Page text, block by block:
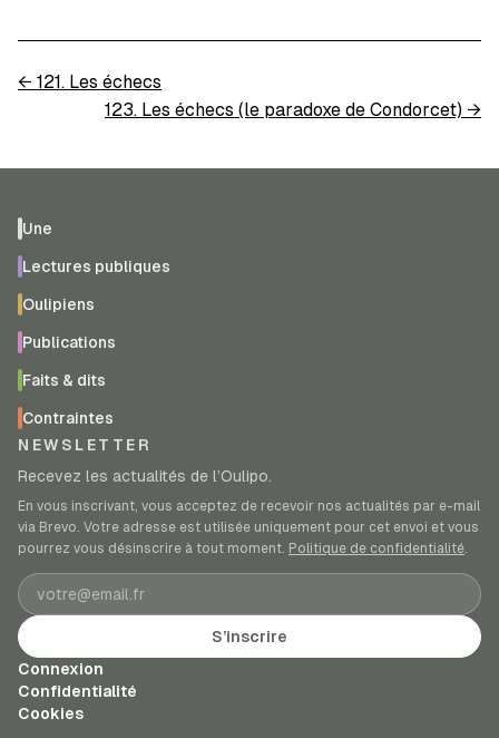
← 121. Les échecs
123. Les échecs (le paradoxe de Condorcet) →
Une
Lectures publiques
Oulipiens
Publications
Faits & dits
Contraintes
NEWSLETTER
Recevez les actualités de l’Oulipo.
En vous inscrivant, vous acceptez de recevoir nos actualités par e-mail
via Brevo. Votre adresse est utilisée uniquement pour cet envoi et vous
pourrez vous désinscrire à tout moment. Politique de confidentialité.
Adresse e-mail
S’inscrire
Connexion
Confidentialité
Cookies